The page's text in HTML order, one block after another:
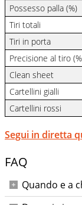
Possesso palla (%)
Tiri totali
Tiri in porta
Precisione al tiro
Clean sheet
Cartellini gialli
Cartellini rossi
Segui in diretta
FAQ
Quando e a
Cagliari-Pisa si